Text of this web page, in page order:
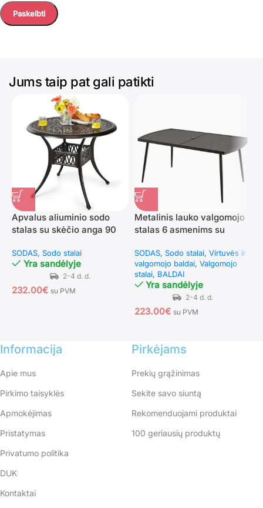
Jums taip pat gali patikti
Apvalus aliuminio sodo
stalas su skėčio anga 90
SODAS Sodo stalai
Yra sandėlyje
232.00€ su PVM
Metalinis lauko valgomojo
stalas 6 asmenims su
SODAS Sodo stalai Virtuvės ir
valgomojo baldai Valgomojo
stalai BALDAI
Yra sandėlyje
223.00€ su PVM
Informacija
Apie mus
Pirkimo taisyklės
Apmokėjimas
Pristatymas
Privatumo politika
DUK
Kontaktai
Pirkėjams
Prekių grąžinimas
Sekite savo siuntą
Rekomenduojami produktai
100 geriausių produktų